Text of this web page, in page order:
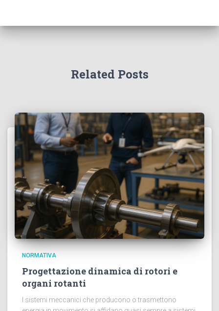
Related Posts
NORMATIVA
Progettazione dinamica di rotori e
organi rotanti
I sistemi meccanici che producono o trasmettono